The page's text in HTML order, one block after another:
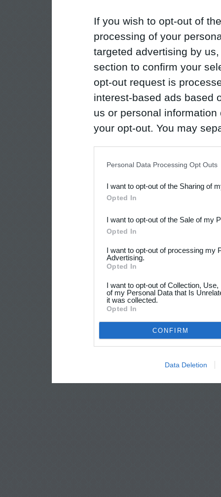
If you wish to opt-out of
processing of your
targeted advertising by
section to confirm your
opt-out request is
interest-based ads based
us or personal
your opt-out. You may
Downstream Participants
third parties.
Personal Data Processing Opt Outs
I want to opt-out of the Sharing of
Opted In
I want to opt-out of the Sale of my
Opted In
I want to opt-out of processing my
Advertising.
Opted In
I want to opt-out of Collection,
of my Personal Data that Is
it was collected.
Opted In
CONFIRM
Data Deletion